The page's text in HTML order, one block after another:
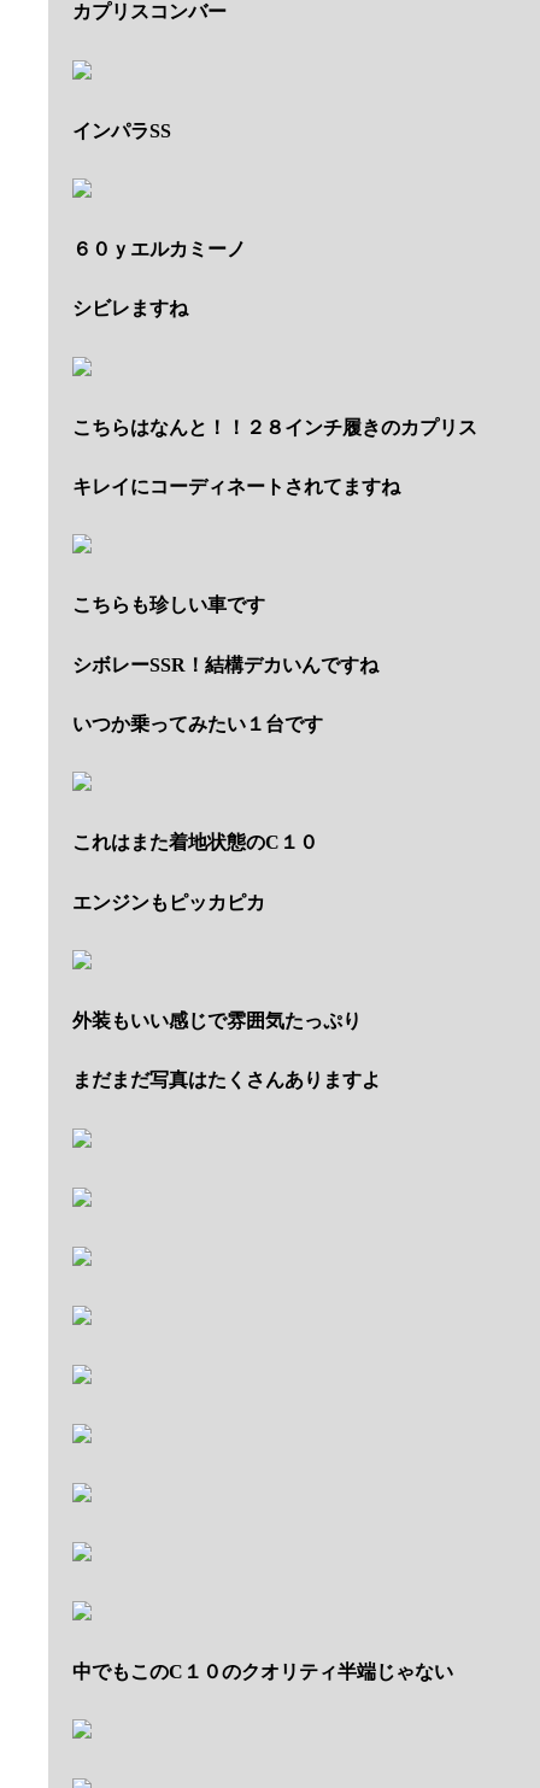
カプリスコンバー
インパラSS
６０ｙエルカミーノ
シビレますね
こちらはなんと！！２８インチ履きのカプリス
キレイにコーディネートされてますね
こちらも珍しい車です
シボレーSSR！結構デカいんですね
いつか乗ってみたい１台です
これはまた着地状態のC１０
エンジンもピッカピカ
外装もいい感じで雰囲気たっぷり
まだまだ写真はたくさんありますよ
中でもこのC１０のクオリティ半端じゃない